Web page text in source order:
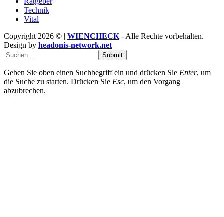
Technik
Vital
Copyright 2026 © | WIENCHECK - Alle Rechte vorbehalten.
Design by headonis-network.net
Submit
Geben Sie oben einen Suchbegriff ein und drücken Sie Enter, um
die Suche zu starten. Drücken Sie Esc, um den Vorgang
abzubrechen.